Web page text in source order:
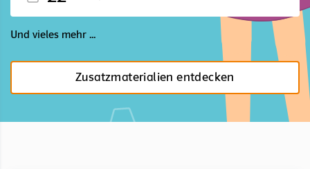
Und vieles mehr ...
Zusatzmaterialien entdecken